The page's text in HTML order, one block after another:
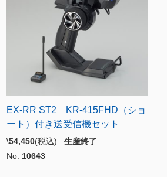
EX-RR ST2 KR-415FHD（ショ
ート）付き送受信機セット
\54,450(税込) 生産終了
No. 10643